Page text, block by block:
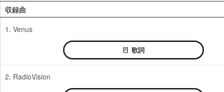
収録曲
1. Venus
歌詞
2. RadioVision